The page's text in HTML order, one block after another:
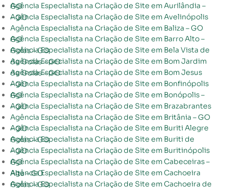
Agência Especialista na Criação de Site em Aurilândia – GO
Agência Especialista na Criação de Site em Avelinópolis – GO
Agência Especialista na Criação de Site em Baliza – GO
Agência Especialista na Criação de Site em Barro Alto – GO
Agência Especialista na Criação de Site em Bela Vista de Goiás – GO
Agência Especialista na Criação de Site em Bom Jardim de Goiás – GO
Agência Especialista na Criação de Site em Bom Jesus de Goiás – GO
Agência Especialista na Criação de Site em Bonfinópolis – GO
Agência Especialista na Criação de Site em Bonópolis – GO
Agência Especialista na Criação de Site em Brazabrantes – GO
Agência Especialista na Criação de Site em Britânia – GO
Agência Especialista na Criação de Site em Buriti Alegre – GO
Agência Especialista na Criação de Site em Buriti de Goiás – GO
Agência Especialista na Criação de Site em Buritinópolis – GO
Agência Especialista na Criação de Site em Cabeceiras – GO
Agência Especialista na Criação de Site em Cachoeira Alta – GO
Agência Especialista na Criação de Site em Cachoeira de Goiás – GO